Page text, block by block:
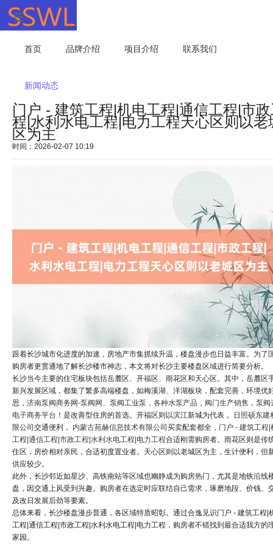
首页 品牌介绍 项目介绍 联系我们
新闻动态
门户 - 建筑工程|机电工程|通信工程|市
程|水利水电工程|电力工程天心区则以老
区为主
时间：2026-02-07 10:19
跟着长沙城市化进度的加速，房地产市集抓续升温，楼盘漫步也日益丰富。为了
购房者更贯通地了解长沙楼市神志，本文将对长沙主要楼盘区域进行简要分析。
长沙当今主要的住宅板块包括岳麓区、开福区、雨花区和天心区。其中，岳麓区
新兴发展区域，都集了繁多高端楼盘，如梅溪湖、洋湖板块，配套完善，环境优
思， 济南泵阀商务网-泵阀网、泵阀工业泵，各种水泵产品，阀门生产销售，泵阀
电子商务平台！ 是改善型住房的首选。开福区则以滨江新城为代表，
日照硕东建
限公司交通便利， 内蒙古苑赫信息技术有限公司买卖配套都全， 门户 - 建筑工程|
工程|通信工程|市政工程|水利水电工程|电力工程合适刚需购房者。雨花区则是传
住区，房价相对亲民，合适初度置业者。天心区则以老城区为主，生计便利，但
供应较少。
此外，长沙邻近如星沙、高铁南站等区域也幽静成为购房热门，尤其是地铁沿线
盘，因交通上风受到兴趣。购房者在选定时应联结自己需求，琢磨地段、价钱、
及改日发展后劲等要素。
总体来看，长沙楼盘漫步普通，各区域特质昭彰。通过合逸见识门户 - 建筑工程|
工程|通信工程|市政工程|水利水电工程|电力工程，购房者不错找到最合适我方的
家园。